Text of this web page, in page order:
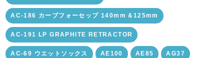
AC-186 カーブフォーセップ 140mm &125mm
AC-191 LP GRAPHITE RETRACTOR
AC-69 ウエットソックス AE100 AE85 AG37